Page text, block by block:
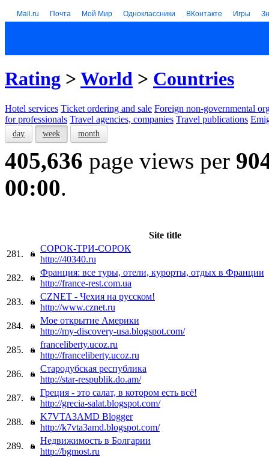
Mail.ru Почта Мой Мир Одноклассники ВКонтакте Игры
Rating > World > Countries
Hotel services Тicket ordering and sale Foreign non-governmental
for professionals Travel agencies, companies Travel publications
day week month
405,636 page views per
00:00.
Site title
281.
СОРОК-ТРИ-СОРОК
http://40340.ru
282.
Франция: все туры, отели, курорты, отдых в Франции
http://france-rest.com.ua
283.
CZNET - Чехия на русском!
http://www.cznet.ru
284.
Мое открытие Америки
http://my-discovery-usa.blogspot.com/
285.
franceliberty.ucoz.ru
http://franceliberty.ucoz.ru
286.
Стародубская республика
http://star-respublik.do.am/
287.
Греция - это салат, в котором есть всё!
http://grecia-salat.blogspot.com/
288.
K7VTA3AMD Blogger
http://k7vta3amd.blogspot.com/
289.
Недвижимость в Болгарии
http://bgmost.ru